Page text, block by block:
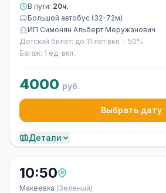
В пути: 20ч.
Большой автобус (32-72м)
ИП Симонян Альберт Меружанович
Детский билет: до 11 лет вкл. - 50%
Багаж: 1 ед. вкл.
4000 руб.
Выбрать дату
Детали
10:50
Макеевка (Зеленый)